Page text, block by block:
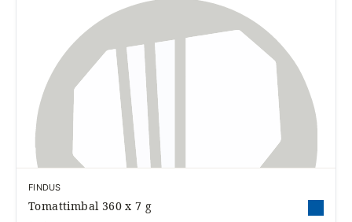
FINDUS
Tomattimbal 360 x 7 g